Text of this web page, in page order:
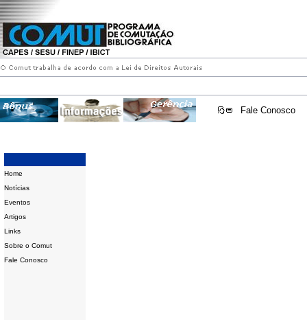
Fale Conosco
Home
Notícias
Eventos
Artigos
Links
Sobre o Comut
Fale Conosco